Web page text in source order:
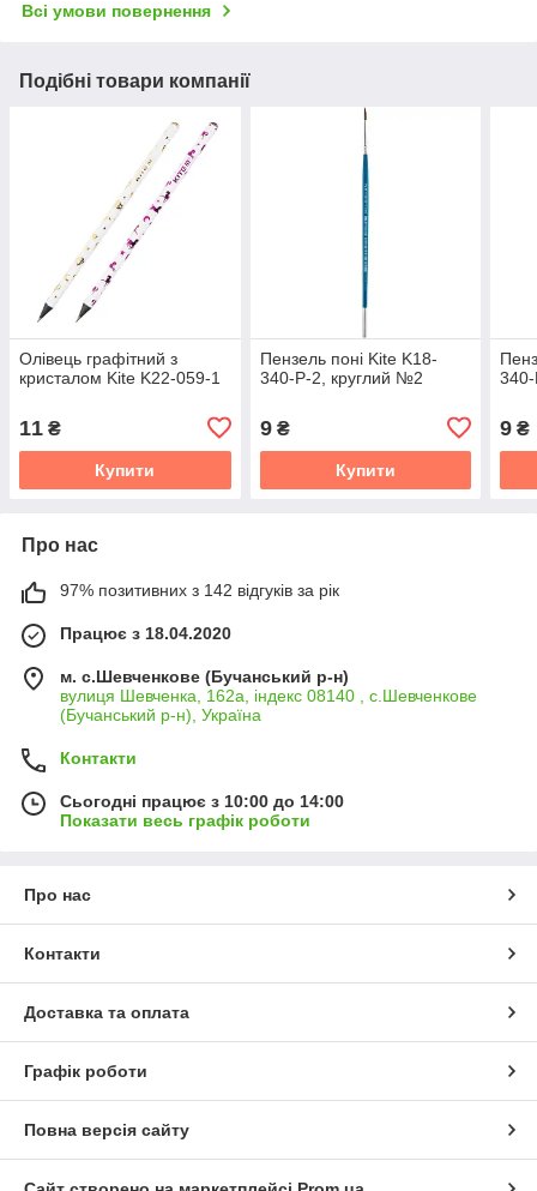
Всі умови повернення
Подібні товари компанії
Олівець графітний з
кристалом Kite K22-059-1
11 ₴
Купити
Пензель поні Kite K18-
340-P-2, круглий №2
9₴
Купити
9 ₴
Про нас
97% позитивних з 142 відгуків за рік
Працює з 18.04.2020
м. с.Шевченкове (Бучанський р-н)
вулиця Шевченка, 162а, індекс 08140 , с.Шевченкове
(Бучанський р-н), Україна
Контакти
Сьогодні працює з 10:00 до 14:00
Показати весь графік роботи
Про нас
Контакти
Доставка та оплата
Графік роботи
Повна версія сайту